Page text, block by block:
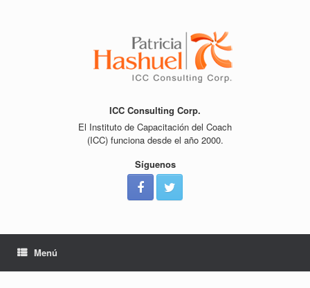
ICC Consulting Corp.
El Instituto de Capacitación del Coach
(ICC) funciona desde el año 2000.
Síguenos
Menú